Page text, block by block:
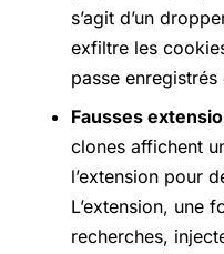
s’agit d’un
exfiltre les
passe
Fausses
clones affichent
l’extension pour
L’extension, une
recherches,